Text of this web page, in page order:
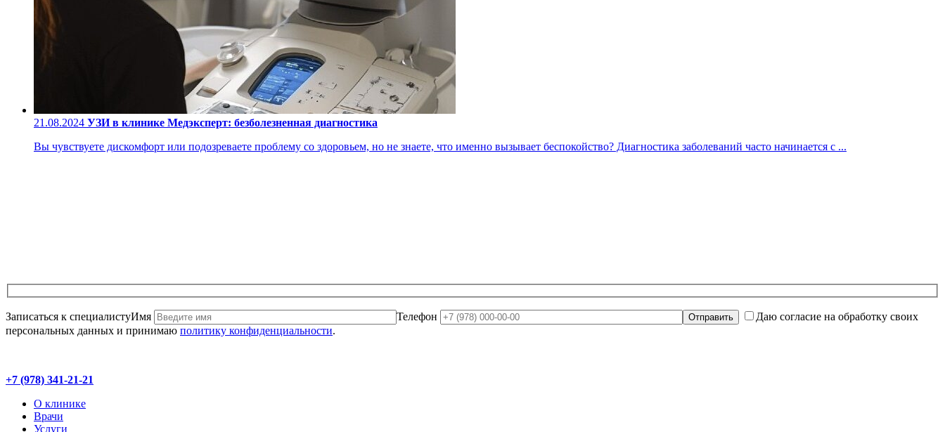
21.08.2024 УЗИ в клинике Медэксперт: безболезненная диагностика
Вы чувствуете дискомфорт или подозреваете проблему со здоровьем, но не знаете, что именно вызывает беспокойство? Диагностика заболеваний часто начинается с ...
Записаться к специалистуИмя Телефон
Даю согласие на обработку своих
персональных данных и принимаю политику конфиденциальности.
+7 (978) 341-21-21
О клинике
Врачи
Услуги